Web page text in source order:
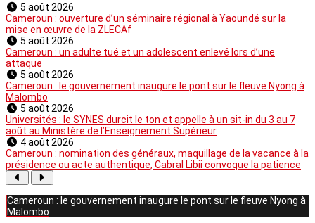
5 août 2026
Cameroun : ouverture d’un séminaire régional à Yaoundé sur la
mise en œuvre de la ZLECAf
5 août 2026
Cameroun : un adulte tué et un adolescent enlevé lors d’une
attaque
5 août 2026
Cameroun : le gouvernement inaugure le pont sur le fleuve Nyong à
Malombo
5 août 2026
Universités : le SYNES durcit le ton et appelle à un sit-in du 3 au 7
août au Ministère de l’Enseignement Supérieur
4 août 2026
Cameroun : nomination des généraux, maquillage de la vacance à la
présidence ou acte authentique, Cabral Libii convoque la patience
Cameroun : le gouvernement inaugure le pont sur le fleuve Nyong à
Malombo